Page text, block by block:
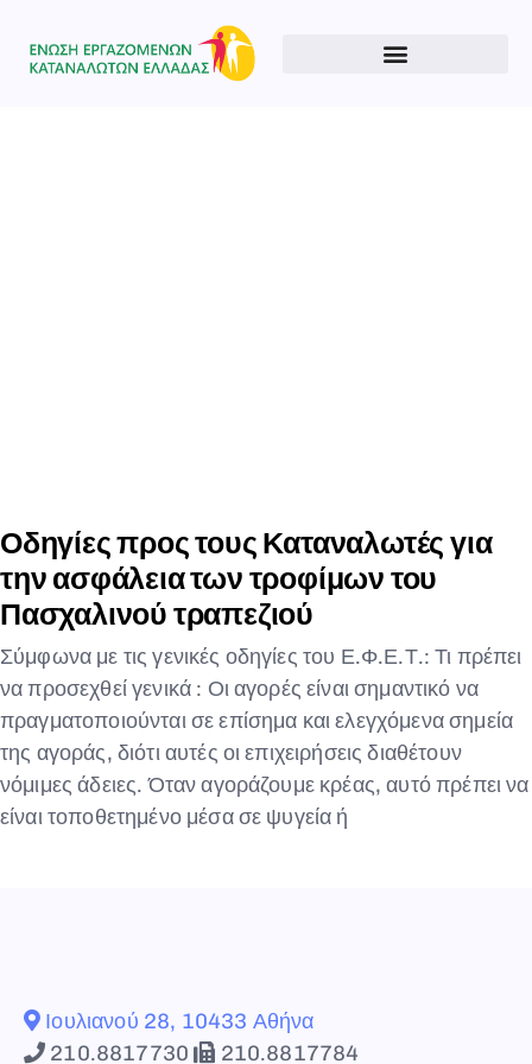
Οδηγίες προς τους Καταναλωτές για
την ασφάλεια των τροφίμων του
Πασχαλινού τραπεζιού
Σύμφωνα με τις γενικές οδηγίες του Ε.Φ.Ε.Τ.: Τι πρέπει
να προσεχθεί γενικά : Οι αγορές είναι σημαντικό να
πραγματοποιούνται σε επίσημα και ελεγχόμενα σημεία
της αγοράς, διότι αυτές οι επιχειρήσεις διαθέτουν
νόμιμες άδειες. Όταν αγοράζουμε κρέας, αυτό πρέπει να
είναι τοποθετημένο μέσα σε ψυγεία ή
Ιουλιανού 28, 10433 Αθήνα
210.8817730
210.8817784